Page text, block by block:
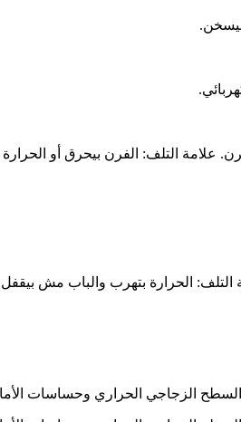
علامة التلف: الفرن بيحرق أو
الحرارة بتهرب والباب مش بيقفل
الحراري وحساسات الأمان لكل شعلة. كل